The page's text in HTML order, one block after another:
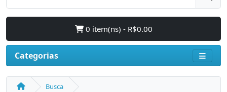
0 item(ns) - R$0.00
Categorias
Busca